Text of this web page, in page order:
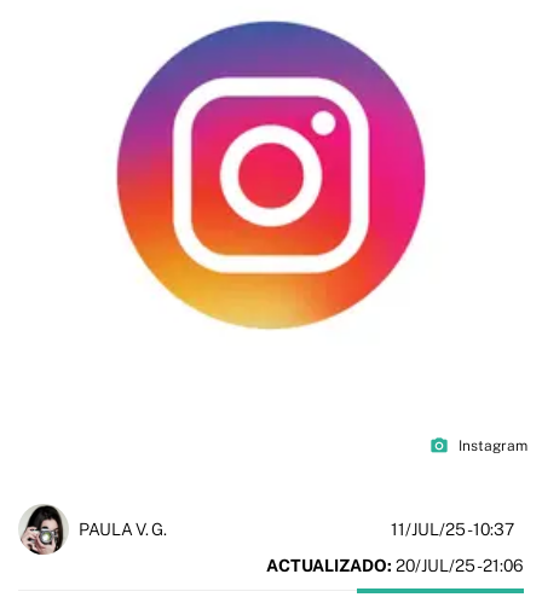
photo_camera Instagram
PAULA V. G. 11/JUL/25- 10:37
ACTUALIZADO: 20/JUL/25 - 21:06